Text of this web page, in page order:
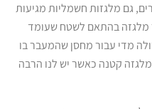
גם מלגזות חשמליות מגיעות
מלגזה בהתאם לשטח שעומד
מדי עבור מחסן שהמעבר בו
מלגזה קטנה כאשר יש לנו הרבה